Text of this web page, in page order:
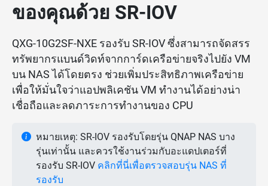
ของคุณด้วย SR-IOV
QXG-10G2SF-NXE รองรับ SR-IOV ซึ่งสามารถจัดสรร
ทรัพยากรแบนด์วิดท์จากการ์ดเครือข่ายจริงไปยัง VM
บน NAS ได้โดยตรง ช่วยเพิ่มประสิทธิภาพเครือข่าย
เพื่อให้มั่นใจว่าแอปพลิเคชัน VM ทำงานได้อย่างน่า
เชื่อถือและลดภาระการทำงานของ CPU
หมายเหตุ: SR-IOV รองรับโดยรุ่น QNAP NAS บาง
รุ่นเท่านั้น และควรใช้งานร่วมกับอะแดปเตอร์ที่
รองรับ SR-IOV คลิกที่นี่เพื่อตรวจสอบรุ่น NAS ที่
รองรับ